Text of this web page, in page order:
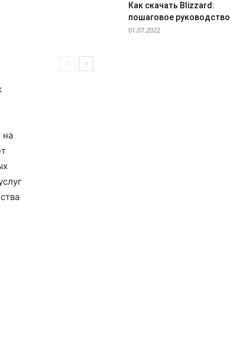
на
Как скачать Blizzard:
пошаговое руководство
01.07.2022